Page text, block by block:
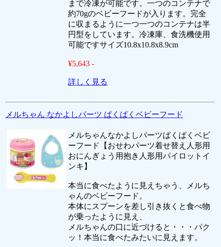
まで冷凍が可能です。一つのコンテナで
約70gのベビーフードが入ります。完全
に収まるように一つ一つのコンテナは半
円型をしています。冷凍庫、食洗機使用
可能ですサイズ10.8x10.8x8.9cm
¥5,643 -
詳しく見る
メルちゃん なかよしパーツ ぱくぱくベビーフード
メルちゃんなかよしパーツぱくぱくベビ
ーフード【おせわパーツ着せ替え人形用
おにんぎょう用抱き人形用パイロットイ
ンキ】
本当に食べたように見えちゃう、メルち
ゃんのベビーフード。
本体にスプーンを差し引き抜くと食べ物
が乗ったように見え、
メルちゃんの口に近づけると・・・パク
ッ！本当に食べたみたいに見えます。